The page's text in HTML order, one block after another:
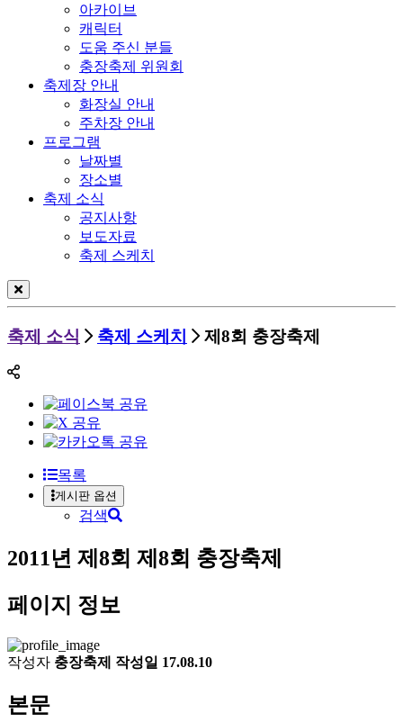
아카이브
캐릭터
도움 주신 분들
충장축제 위원회
축제장 안내
화장실 안내
주차장 안내
프로그램
날짜별
장소별
축제 소식
공지사항
보도자료
축제 스케치
축제 소식 축제 스케치 제8회 충장축제
목록
게시판 옵션
검색
2011년 제8회 제8회 충장축제
페이지 정보
작성자 충장축제 작성일 17.08.10
본문